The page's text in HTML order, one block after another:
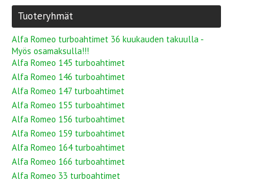
Tuoteryhmät
Alfa Romeo turboahtimet 36 kuukauden takuulla -
Myös osamaksulla!!!
Alfa Romeo 145 turboahtimet
Alfa Romeo 146 turboahtimet
Alfa Romeo 147 turboahtimet
Alfa Romeo 155 turboahtimet
Alfa Romeo 156 turboahtimet
Alfa Romeo 159 turboahtimet
Alfa Romeo 164 turboahtimet
Alfa Romeo 166 turboahtimet
Alfa Romeo 33 turboahtimet